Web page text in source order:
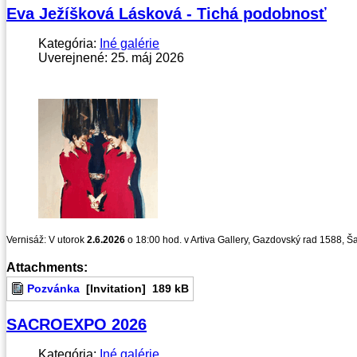
Eva Ježíšková Lásková - Tichá podobnosť
Kategória: Iné galérie
Uverejnené: 25. máj 2026
Vernisáž: V utorok 2.6.2026 o 18:00 hod. v Artiva Gallery, Gazdovský rad 1588,
Attachments:
Pozvánka [Invitation] 189 kB
SACROEXPO 2026